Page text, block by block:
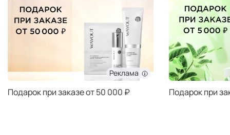
Реклама
Подарок при заказе от 50 000 ₽ Подарок при